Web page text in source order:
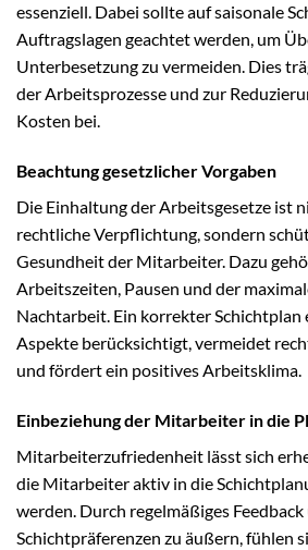
essenziell. Dabei sollte auf saisonale
Auftragslagen geachtet werden, um
Unterbesetzung zu vermeiden. Dies
der Arbeitsprozesse und zur
Kosten bei.
Beachtung gesetzlicher Vorgaben
Die Einhaltung der Arbeitsgesetze ist
rechtliche Verpflichtung, sondern
Gesundheit der Mitarbeiter. Dazu
Arbeitszeiten, Pausen und der
Nachtarbeit. Ein korrekter Schichtplan
Aspekte berücksichtigt, vermeidet
und fördert ein positives Arbeitsklima.
Einbeziehung der Mitarbeiter in die
Mitarbeiterzufriedenheit lässt sich
die Mitarbeiter aktiv in die
werden. Durch regelmäßiges
Schichtpräferenzen zu äußern, fühlen